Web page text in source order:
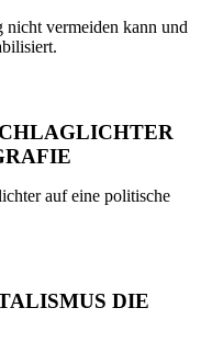
nicht vermeiden kann und
auf eine politische
DIE